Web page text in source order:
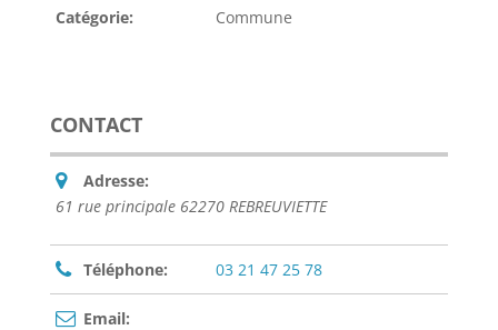
Catégorie: Commune
CONTACT
Adresse:
61 rue principale 62270 REBREUVIETTE
Téléphone: 03 21 47 25 78
Email: